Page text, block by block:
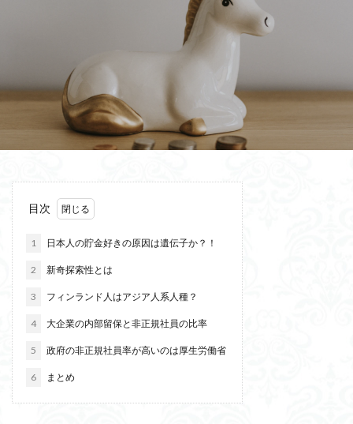
目次
1 日本人の貯金好きの原因は遺伝子か？！
2 新奇探索性とは
3 フィンランド人はアジア人系人種？
4 大企業の内部留保と非正規社員の比率
5 政府の非正規社員率が高いのは厚生労働省
6 まとめ